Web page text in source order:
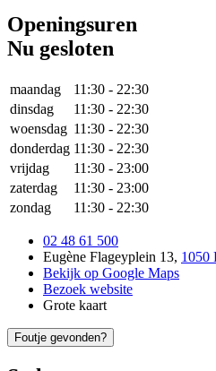
Openingsuren
Nu gesloten
maandag 11:30 - 22:30
dinsdag
11:30 - 22:30
woensdag 11:30 - 22:30
donderdag 11:30 - 22:30
vrijdag
11:30 - 23:00
zaterdag
11:30 - 23:00
zondag
11:30 - 22:30
02 48 61 500
Eugène Flageyplein 13, 1050
Bekijk op Google Maps
Bezoek website
Grote kaart
Foutje gevonden?